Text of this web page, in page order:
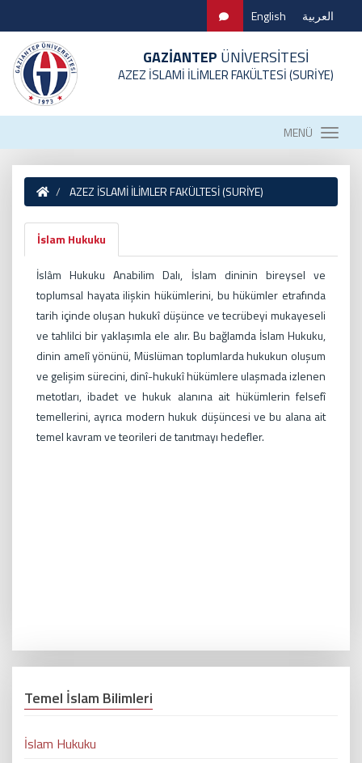
English العربية
GAZİANTEP ÜNİVERSİTESİ
AZEZ İSLAMİ İLİMLER FAKÜLTESİ (SURİYE)
MENÜ
AZEZ İSLAMİ İLİMLER FAKÜLTESİ (SURİYE)
İslam Hukuku
İslâm Hukuku Anabilim Dalı, İslam dininin bireysel ve
toplumsal hayata ilişkin hükümlerini, bu hükümler etrafında
tarih içinde oluşan hukukî düşünce ve tecrübeyi mukayeseli
ve tahlilci bir yaklaşımla ele alır. Bu bağlamda İslam Hukuku,
dinin amelî yönünü, Müslüman toplumlarda hukukun oluşum
ve gelişim sürecini, dinî-hukukî hükümlere ulaşmada izlenen
metotları, ibadet ve hukuk alanına ait hükümlerin felsefî
temellerini, ayrıca modern hukuk düşüncesi ve bu alana ait
temel kavram ve teorileri de tanıtmayı hedefler.
Temel İslam Bilimleri
İslam Hukuku